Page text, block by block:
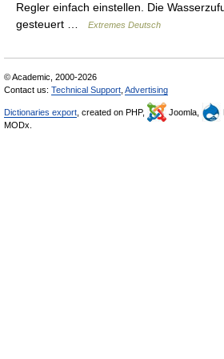
Regler einfach einstellen. Die
gesteuert …
Extremes Deutsch
© Academic, 2000-2026
Contact us: Technical Support Advertising
Dictionaries export , created on PHP, Joomla,
MODx.